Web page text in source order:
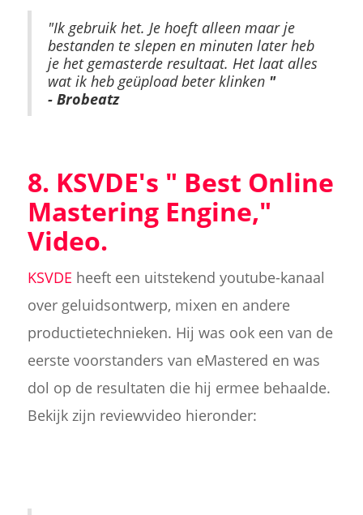
"Ik gebruik het. Je hoeft alleen maar je
bestanden te slepen en minuten later heb
je het gemasterde resultaat. Het laat alles
wat ik heb geüpload beter klinken "
- Brobeatz
8. KSVDE's " Best Online
Mastering Engine,"
Video.
KSVDE heeft een uitstekend youtube-kanaal
over geluidsontwerp, mixen en andere
productietechnieken. Hij was ook een van de
eerste voorstanders van eMastered en was
dol op de resultaten die hij ermee behaalde.
Bekijk zijn reviewvideo hieronder: